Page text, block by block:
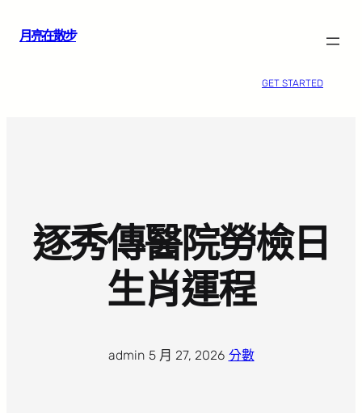
月亮在散步
GET STARTED
逐秀傳醫院勞檢日
生肖運程
admin· 5 月 27, 2026· 分數